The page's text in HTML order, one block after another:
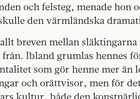
och felsteg, menade hon
den värmländska
breven mellan
Ibland grumlas hennes
som gör henne mer än
och orättvisor, men för
kultur, både den